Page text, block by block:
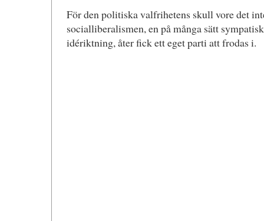
För den politiska valfrihetens skull vore det
socialliberalismen, en på många sätt
idériktning, åter fick ett eget parti att frodas i.